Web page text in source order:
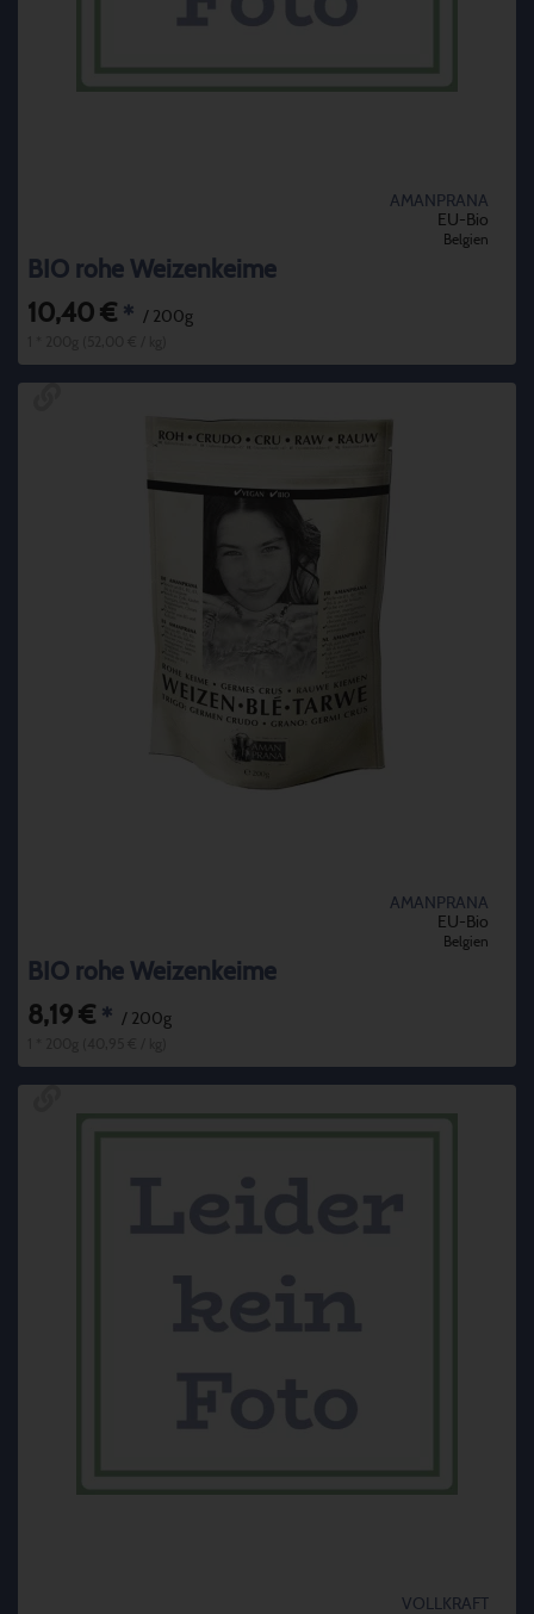
AMANPRANA
EU-Bio
Belgien
BIO rohe Weizenkeime
10,40 € * / 200g
AMANPRANA
EU-Bio
Belgien
BIO rohe Weizenkeime
8,19 € * / 200g
VOLLKRAFT